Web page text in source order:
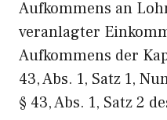
Aufkommens an
veranlagter
Aufkommens der
43, Abs. 1, Satz 1,
§ 43, Abs. 1, Satz 2